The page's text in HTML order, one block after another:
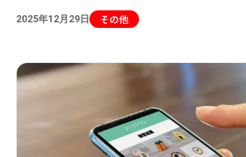
2025年12月29日 その他